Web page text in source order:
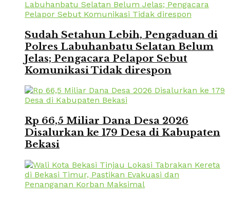
Sudah Setahun Lebih, Pengaduan di
Polres Labuhanbatu Selatan Belum
Jelas; Pengacara Pelapor Sebut
Komunikasi Tidak direspon
Rp 66,5 Miliar Dana Desa 2026
Disalurkan ke 179 Desa di Kabupaten
Bekasi